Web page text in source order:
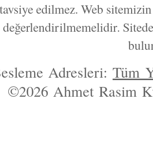
edilmez. Web
Adresleri:Tüm
©2026 Ahmet Rasim